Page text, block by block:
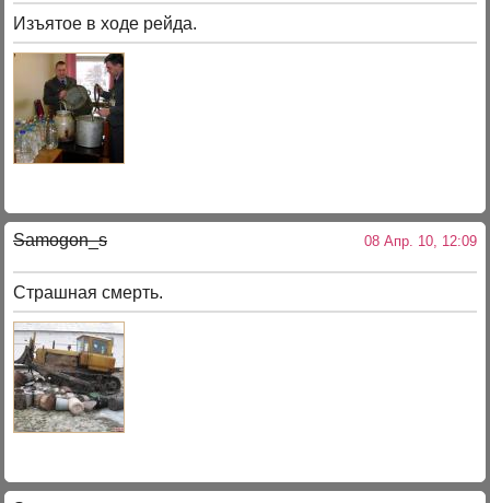
Изъятое в ходе рейда.
Samogon_s 08 Апр. 10, 12:09
Страшная смерть.